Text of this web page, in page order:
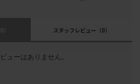
） スタッフレビュー （0）
ューはありません。